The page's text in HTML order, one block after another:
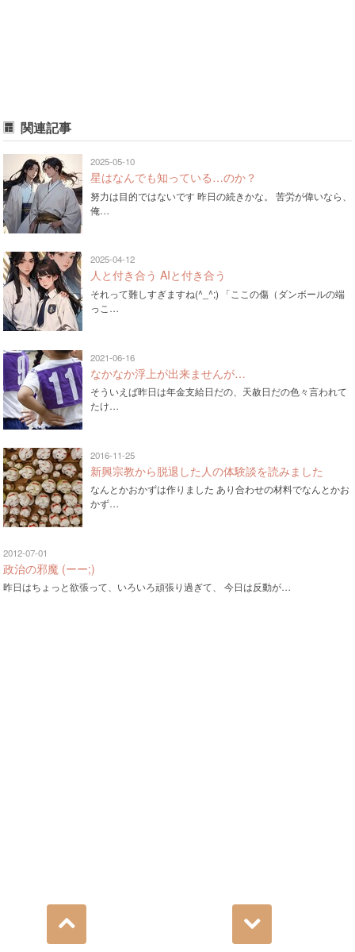
関連記事
2025-05-10
星はなんでも知っている…のか？
努力は目的ではないです 昨日の続きかな。 苦労が偉いなら、
俺…
2025-04-12
人と付き合う AIと付き合う
それって難しすぎますね(^_^;) 「ここの傷（ダンボールの端
っこ…
2021-06-16
なかなか浮上が出来ませんが…
そういえば昨日は年金支給日だの、天赦日だの色々言われて
たけ…
2016-11-25
新興宗教から脱退した人の体験談を読みました
なんとかおかずは作りました あり合わせの材料でなんとかお
かず…
2012-07-01
政治の邪魔 (ーー;)
昨日はちょっと欲張って、いろいろ頑張り過ぎて、 今日は反動が…